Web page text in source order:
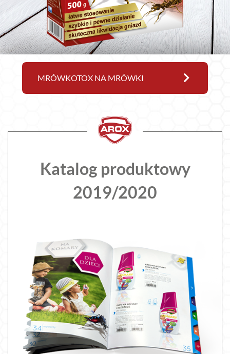
MRÓWKOTOX NA MRÓWKI
Katalog produktowy
2019/2020